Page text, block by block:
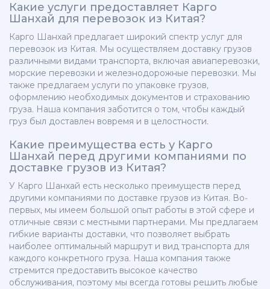
Какие услуги предоставляет Карго
Шанхай для перевозок из Китая?
Карго Шанхай предлагает широкий спектр услуг для
перевозок из Китая. Мы осуществляем доставку грузов
различными видами транспорта, включая авиаперевозки,
морские перевозки и железнодорожные перевозки. Мы
также предлагаем услуги по упаковке грузов,
оформлению необходимых документов и страхованию
груза. Наша компания заботится о том, чтобы каждый
груз был доставлен вовремя и в целостности.
Какие преимущества есть у Карго
Шанхай перед другими компаниями по
доставке грузов из Китая?
У Карго Шанхай есть несколько преимуществ перед
другими компаниями по доставке грузов из Китая. Во-
первых, мы имеем большой опыт работы в этой сфере и
отличные связи с местными партнерами. Мы предлагаем
гибкие варианты доставки, что позволяет выбрать
наиболее оптимальный маршрут и вид транспорта для
каждого конкретного груза. Наша компания также
стремится предоставить высокое качество
обслуживания, поэтому мы всегда готовы решить любые